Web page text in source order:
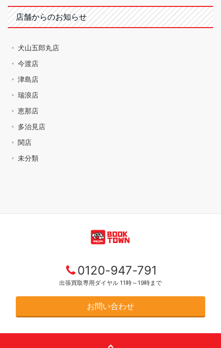
店舗からのお知らせ
犬山五郎丸店
今渡店
津島店
瑞浪店
恵那店
多治見店
関店
未分類
0120-947-791
出張買取専用ダイヤル 11時～19時まで
お問い合わせ